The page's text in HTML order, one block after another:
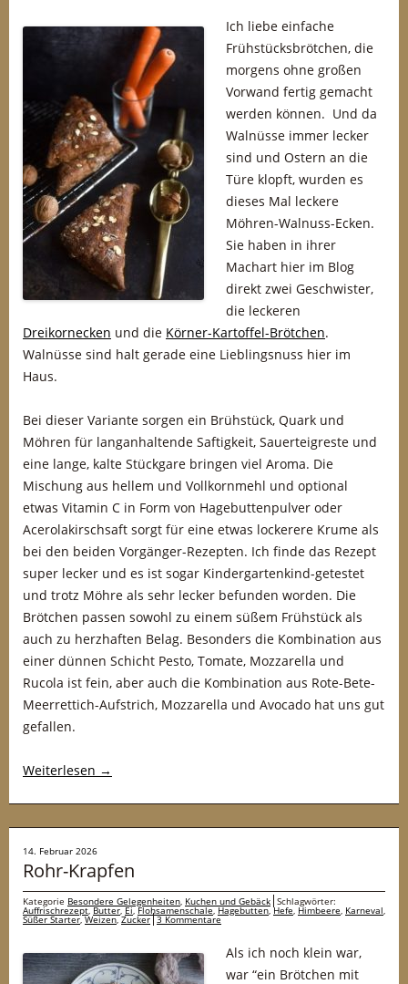
Ich liebe einfache
Frühstücksbrötchen, die
morgens ohne großen
Vorwand fertig gemacht
werden können. Und da
Walnüsse immer lecker
sind und Ostern an die
Türe klopft, wurden es
dieses Mal leckere
Möhren-Walnuss-Ecken.
Sie haben in ihrer
Machart hier im Blog
direkt zwei Geschwister,
die leckeren
Dreikornecken und die Körner-Kartoffel-Brötchen.
Walnüsse sind halt gerade eine Lieblingsnuss hier im
Haus.
Bei dieser Variante sorgen ein Brühstück, Quark und
Möhren für langanhaltende Saftigkeit, Sauerteigreste und
eine lange, kalte Stückgare bringen viel Aroma. Die
Mischung aus hellem und Vollkornmehl und optional
etwas Vitamin C in Form von Hagebuttenpulver oder
Acerolakirschsaft sorgt für eine etwas lockerere Krume als
bei den beiden Vorgänger-Rezepten. Ich finde das Rezept
super lecker und es ist sogar Kindergartenkind-getestet
und trotz Möhre als sehr lecker befunden worden. Die
Brötchen passen sowohl zu einem süßem Frühstück als
auch zu herzhaften Belag. Besonders die Kombination aus
einer dünnen Schicht Pesto, Tomate, Mozzarella und
Rucola ist fein, aber auch die Kombination aus Rote-Bete-
Meerrettich-Aufstrich, Mozzarella und Avocado hat uns gut
gefallen.
Weiterlesen →
14. Februar 2026
Rohr-Krapfen
Kategorie Besondere Gelegenheiten, Kuchen und Gebäck Schlagwörter:
Auffrischrezept,Butter,Ei,Flohsamenschale,Hagebutten, Hefe, Himbeere, Karneval,
Süßer Starter,Weizen,Zucker 3 Kommentare
Als ich noch klein war,
war “ein Brötchen mit